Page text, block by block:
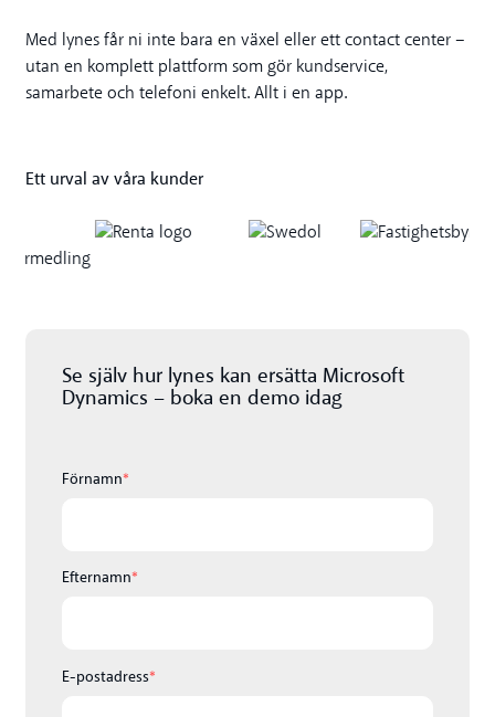
Med lynes får ni inte bara en växel eller ett contact center –
utan en komplett plattform som gör kundservice,
samarbete och telefoni enkelt. Allt i en app.
Ett urval av våra kunder
Se själv hur lynes kan ersätta Microsoft
Dynamics – boka en demo idag
Förnamn*
Efternamn*
E-postadress*